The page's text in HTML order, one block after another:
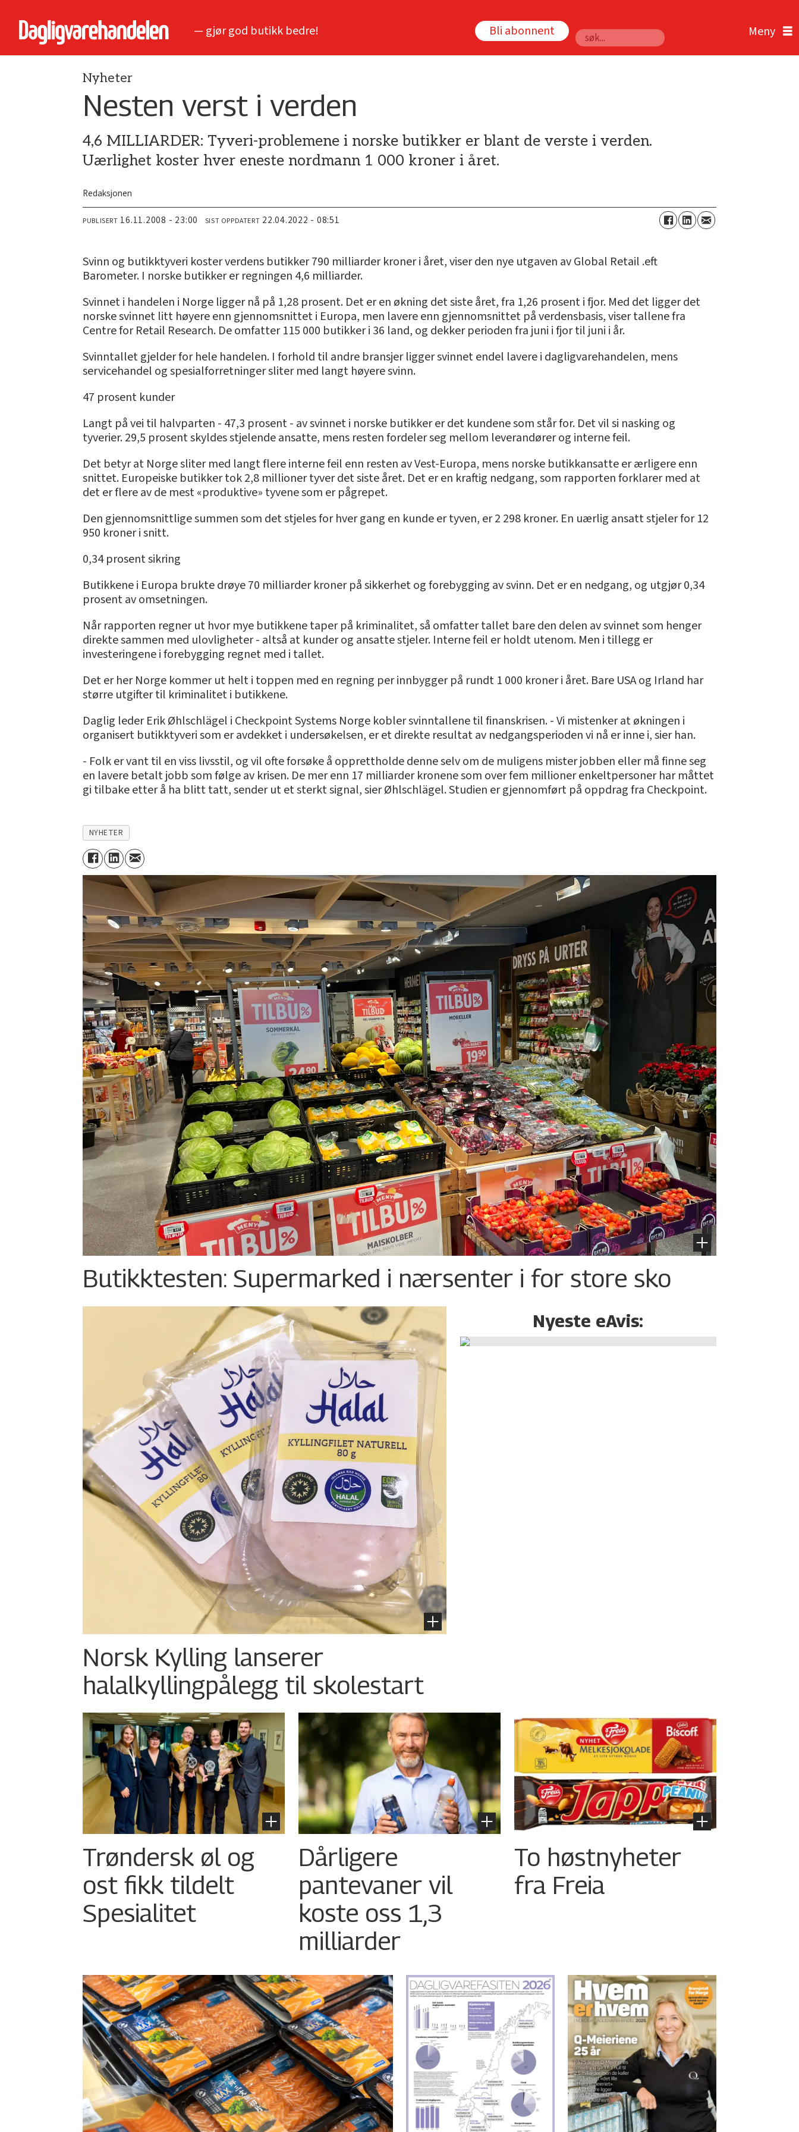
— gjør god butikk bedre! Bli abonnent
Søk
Nyheter
Nesten verst i verden
4,6 MILLIARDER: Tyveri-problemene i norske butikker er blant de verste i verden.
Uærlighet koster hver eneste nordmann 1 000 kroner i året.
Redaksjonen
PUBLISERT 16.11.2008 - 23:00 SIST OPPDATERT 22.04.2022 - 08:51
Svinn og butikktyveri koster verdens butikker 790 milliarder kroner i året, viser den nye utgaven av Global Retail .eft
Barometer. I norske butikker er regningen 4,6 milliarder.
Svinnet i handelen i Norge ligger nå på 1,28 prosent. Det er en økning det siste året, fra 1,26 prosent i fjor. Med det ligger det
norske svinnet litt høyere enn gjennomsnittet i Europa, men lavere enn gjennomsnittet på verdensbasis, viser tallene fra
Centre for Retail Research. De omfatter 115 000 butikker i 36 land, og dekker perioden fra juni i fjor til juni i år.
Svinntallet gjelder for hele handelen. I forhold til andre bransjer ligger svinnet endel lavere i dagligvarehandelen, mens
servicehandel og spesialforretninger sliter med langt høyere svinn.
47 prosent kunder
Langt på vei til halvparten - 47,3 prosent - av svinnet i norske butikker er det kundene som står for. Det vil si nasking og
tyverier. 29,5 prosent skyldes stjelende ansatte, mens resten fordeler seg mellom leverandører og interne feil.
Det betyr at Norge sliter med langt flere interne feil enn resten av Vest-Europa, mens norske butikkansatte er ærligere enn
snittet. Europeiske butikker tok 2,8 millioner tyver det siste året. Det er en kraftig nedgang, som rapporten forklarer med at
det er flere av de mest «produktive» tyvene som er pågrepet.
Den gjennomsnittlige summen som det stjeles for hver gang en kunde er tyven, er 2 298 kroner. En uærlig ansatt stjeler for 12
950 kroner i snitt.
0,34 prosent sikring
Butikkene i Europa brukte drøye 70 milliarder kroner på sikkerhet og forebygging av svinn. Det er en nedgang, og utgjør 0,34
prosent av omsetningen.
Når rapporten regner ut hvor mye butikkene taper på kriminalitet, så omfatter tallet bare den delen av svinnet som henger
direkte sammen med ulovligheter - altså at kunder og ansatte stjeler. Interne feil er holdt utenom. Men i tillegg er
investeringene i forebygging regnet med i tallet.
Det er her Norge kommer ut helt i toppen med en regning per innbygger på rundt 1 000 kroner i året. Bare USA og Irland har
større utgifter til kriminalitet i butikkene.
Daglig leder Erik Øhlschlägel i Checkpoint Systems Norge kobler svinntallene til finanskrisen. - Vi mistenker at økningen i
organisert butikktyveri som er avdekket i undersøkelsen, er et direkte resultat av nedgangsperioden vi nå er inne i, sier han.
- Folk er vant til en viss livsstil, og vil ofte forsøke å opprettholde denne selv om de muligens mister jobben eller må finne seg
en lavere betalt jobb som følge av krisen. De mer enn 17 milliarder kronene som over fem millioner enkeltpersoner har måttet
gi tilbake etter å ha blitt tatt, sender ut et sterkt signal, sier Øhlschlägel. Studien er gjennomført på oppdrag fra Checkpoint.
NYHETER
Butikktesten: Supermarked i nærsenter i for store sko
Norsk Kylling lanserer
halalkylling­pålegg til skolestart
Nyeste eAvis:
Trøndersk øl og
ost fikk tildelt
Spesialitet
Dårligere
pantevaner vil
koste oss 1,3
milliarder
To høstnyheter
fra Freia